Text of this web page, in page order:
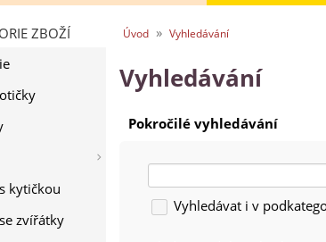
ZBOŽÍ
kytičkou
zvířátky
Úvod » Vyhledávání
Vyhledávání
Pokročilé vyhledávání
vyhledávání
Vyhledávat i v